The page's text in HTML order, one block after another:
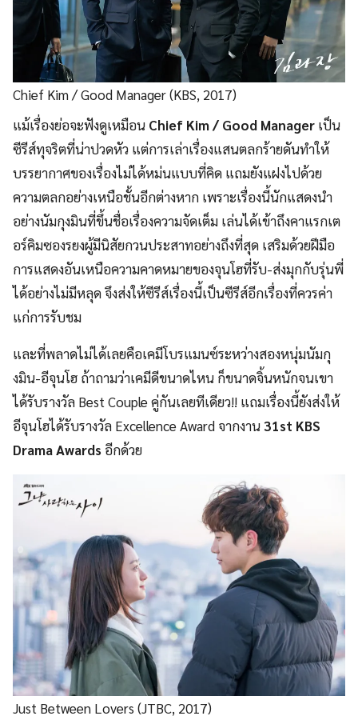
Chief Kim / Good Manager (KBS, 2017)
แม้เรื่องย่อจะฟังดูเหมือน Chief Kim/ Good Manager เป็น
ซีรีส์ทุจริตที่น่าปวดหัว แต่การเล่าเรื่องแสนตลกร้ายดันทำให้
บรรยากาศของเรื่องไม่ได้หม่นแบบที่คิด แถมยังแฝงไปด้วย
ความตลกอย่างเหนือชั้นอีกต่างหาก เพราะเรื่องนี้นักแสดงนำ
อย่างนัมกุงมินที่ขึ้นชื่อเรื่องความจัดเต็ม เล่นได้เข้าถึงคาแรกเต
อร์คิมซองรยงผู้มีนิสัยกวนประสาทอย่างถึงที่สุด เสริมด้วยฝีมือ
การแสดงอันเหนือความคาดหมายของจุนโฮที่รับ-ส่งมุกกับรุ่นพี่
ได้อย่างไม่มีหลุด จึงส่งให้ซีรีส์เรื่องนี้เป็นซีรีส์อีกเรื่องที่ควรค่า
แก่การรับชม
และที่พลาดไม่ได้เลยคือเคมีโบรแมนซ์ระหว่างสองหนุ่มนัมกุ
งมิน-อีจุนโฮ ถ้าถามว่าเคมีดีขนาดไหน ก็ขนาดจิ้นหนักจนเขา
ได้รับรางวัล Best Couple คู่กันเลยทีเดียว!! แถมเรื่องนี้ยังส่งให้
อีจุนโฮได้รับรางวัล Excellence Award จากงาน31st KBS
Drama Awards อีกด้วย
Just Between Lovers (JTBC, 2017)